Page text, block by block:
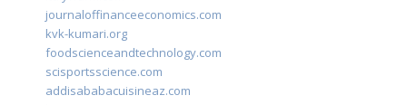
journaloffinanceeconomics.com
kvk-kumari.org
foodscienceandtechnology.com
scisportsscience.com
addisababacuisineaz.com